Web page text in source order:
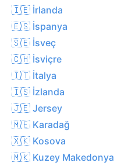
🇮🇪 İrlanda
🇪🇸 İspanya
🇸🇪 İsveç
🇨🇭 İsviçre
🇮🇹 İtalya
🇮🇸 İzlanda
🇯🇪 Jersey
🇲🇪 Karadağ
🇽🇰 Kosova
🇲🇰 Kuzey Makedonya